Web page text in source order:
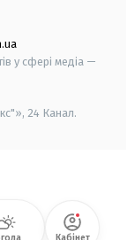
у сфері медіа —
24 Канал.
Кабінет